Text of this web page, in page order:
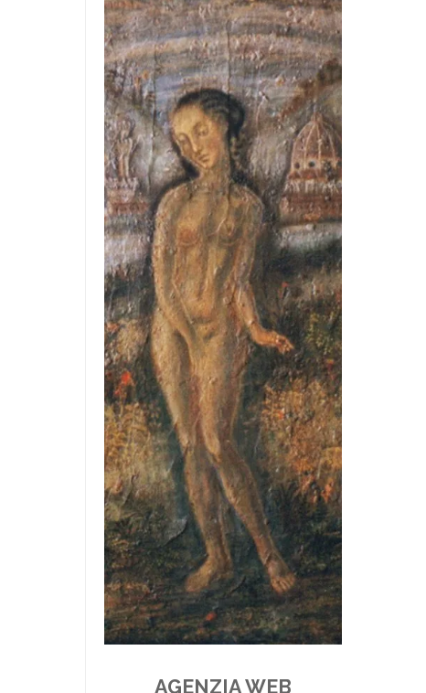
AGENZIA WEB